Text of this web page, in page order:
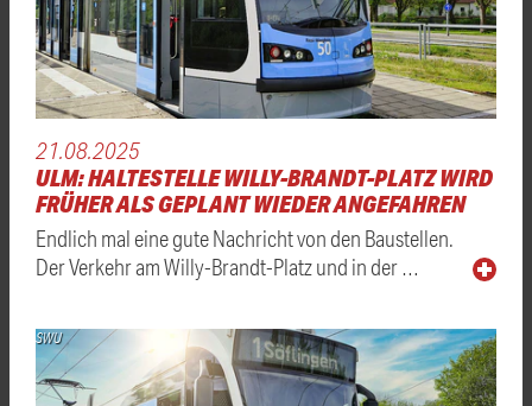
21.08.2025
ULM: HALTESTELLE WILLY-BRANDT-PLATZ WIRD
FRÜHER ALS GEPLANT WIEDER ANGEFAHREN
Endlich mal eine gute Nachricht von den Baustellen.
Der Verkehr am Willy-Brandt-Platz und in der …
SWU